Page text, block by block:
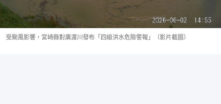
受颱風影響，宮崎縣對廣渡川發布「四級洪水危險警報」（影片截圖）